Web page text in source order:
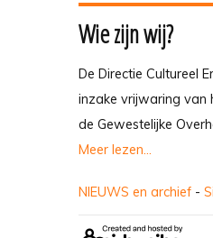
Wie zijn wij?
De Directie Cultureel
inzake vrijwaring van
de Gewestelijke
Meer lezen...
NIEUWS en archief -